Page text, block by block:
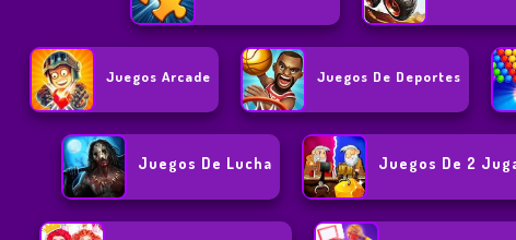
Juegos Arcade Juegos De Deportes
Juegos De Lucha Juegos De 2